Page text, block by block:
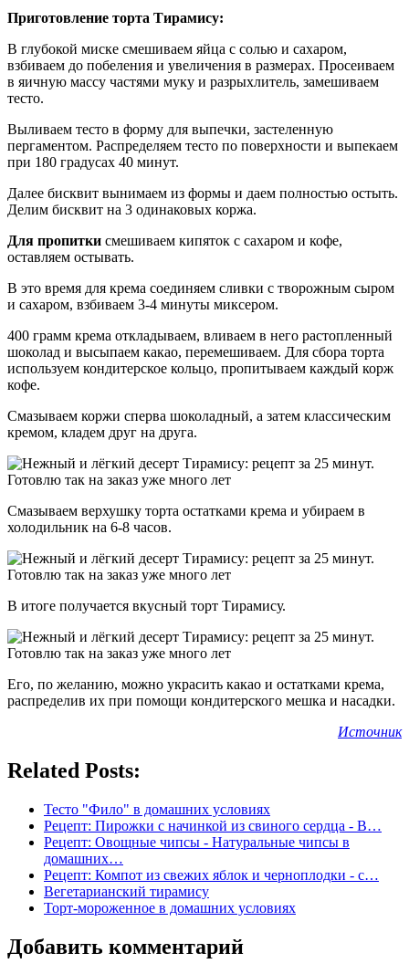
Приготовление торта Тирамису:
В глубокой миске смешиваем яйца с солью и сахаром,
взбиваем до побеления и увеличения в размерах. Просеиваем
в яичную массу частями муку и разрыхлитель, замешиваем
тесто.
Выливаем тесто в форму для выпечки, застеленную
пергаментом. Распределяем тесто по поверхности и выпекаем
при 180 градусах 40 минут.
Далее бисквит вынимаем из формы и даем полностью остыть.
Делим бисквит на 3 одинаковых коржа.
Для пропитки смешиваем кипяток с сахаром и кофе,
оставляем остывать.
В это время для крема соединяем сливки с творожным сыром
и сахаром, взбиваем 3-4 минуты миксером.
400 грамм крема откладываем, вливаем в него растопленный
шоколад и высыпаем какао, перемешиваем. Для сбора торта
используем кондитерское кольцо, пропитываем каждый корж
кофе.
Смазываем коржи сперва шоколадный, а затем классическим
кремом, кладем друг на друга.
Смазываем верхушку торта остатками крема и убираем в
холодильник на 6-8 часов.
В итоге получается вкусный торт Тирамису.
Его, по желанию, можно украсить какао и остатками крема,
распределив их при помощи кондитерского мешка и насадки.
Источник
Related Posts:
Тесто "Фило" в домашних условиях
Рецепт: Пирожки с начинкой из свиного сердца - В…
Рецепт: Овощные чипсы - Натуральные чипсы в
домашних…
Рецепт: Компот из свежих яблок и черноплодки - с…
Вегетарианский тирамису
Торт-мороженное в домашних условиях
Добавить комментарий